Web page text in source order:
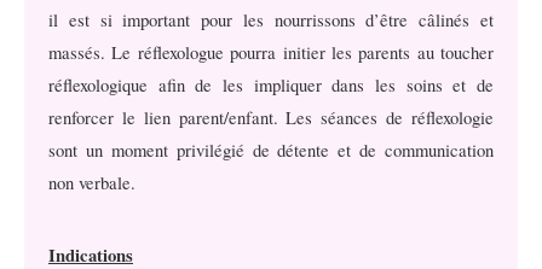
il est si important pour les nourrissons d’être câlinés et
massés. Le réflexologue pourra initier les parents au toucher
réflexologique afin de les impliquer dans les soins et de
renforcer le lien parent/enfant. Les séances de réflexologie
sont un moment privilégié de détente et de communication
non verbale.
Indications